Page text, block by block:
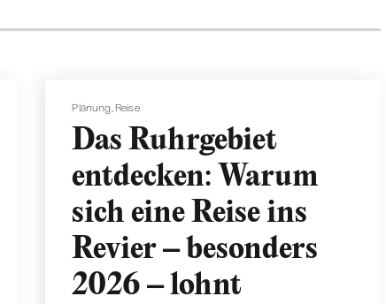
Planung Reise
Das Ruhrgebiet
entdecken: Warum
sich eine Reise ins
Revier – besonders
2026 – lohnt